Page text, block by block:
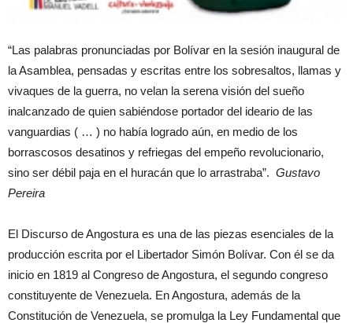
“Las palabras pronunciadas por Bolívar en la sesión inaugural de
la Asamblea, pensadas y escritas entre los sobresaltos, llamas y
vivaques de la guerra, no velan la serena visión del sueño
inalcanzado de quien sabiéndose portador del ideario de las
vanguardias ( … ) no había logrado aún, en medio de los
borrascosos desatinos y refriegas del empeño revolucionario,
sino ser débil paja en el huracán que lo arrastraba”. Gustavo
Pereira
El Discurso de Angostura es una de las piezas esenciales de la
producción escrita por el Libertador Simón Bolívar. Con él se da
inicio en 1819 al Congreso de Angostura, el segundo congreso
constituyente de Venezuela. En Angostura, además de la
Constitución de Venezuela, se promulga la Ley Fundamental que